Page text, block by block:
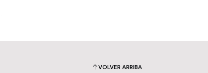
VOLVER ARRIBA